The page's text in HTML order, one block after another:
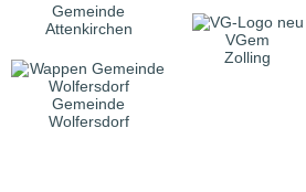
Gemeinde
Attenkirchen
VGem
Zolling
Gemeinde
Wolfersdorf